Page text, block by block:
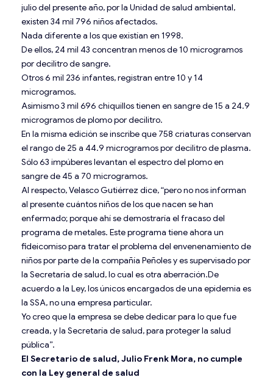
julio del presente año, por la Unidad de salud ambiental,
existen 34 mil 796 niños afectados.
Nada diferente a los que existían en 1998.
De ellos, 24 mil 43 concentran menos de 10 microgramos
por decilitro de sangre.
Otros 6 mil 236 infantes, registran entre 10 y 14
microgramos.
Asimismo 3 mil 696 chiquillos tienen en sangre de 15 a 24.9
microgramos de plomo por decilitro.
En la misma edición se inscribe que 758 criaturas conservan
el rango de 25 a 44.9 microgramos por decilitro de plasma.
Sólo 63 impúberes levantan el espectro del plomo en
sangre de 45 a 70 microgramos.
Al respecto, Velasco Gutiérrez dice, “pero no nos informan
al presente cuántos niños de los que nacen se han
enfermado; porque ahí se demostraría el fracaso del
programa de metales. Este programa tiene ahora un
fideicomiso para tratar el problema del envenenamiento de
niños por parte de la compañía Peñoles y es supervisado por
la Secretaría de salud, lo cual es otra aberración.De
acuerdo a la Ley, los únicos encargados de una epidemia es
la SSA, no una empresa particular.
Yo creo que la empresa se debe dedicar para lo que fue
creada, y la Secretaría de salud, para proteger la salud
pública”.
El Secretario de salud, Julio Frenk Mora, no cumple
con la Ley general de salud